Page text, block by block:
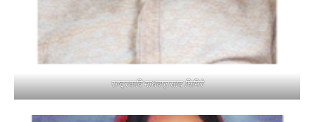
राष्ट्रकवि माधवप्रसाद घिमिरे